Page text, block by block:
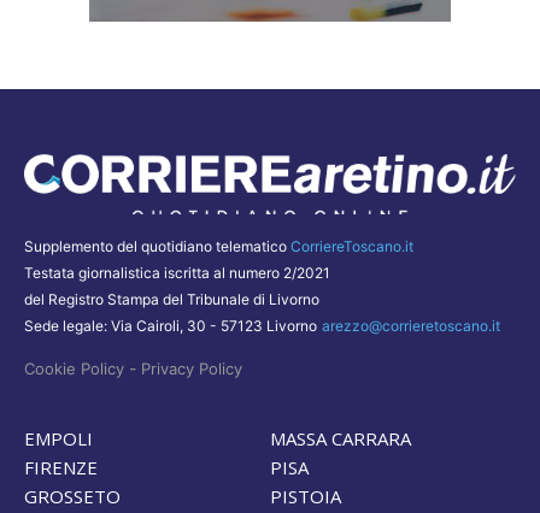
Supplemento del quotidiano telematico CorriereToscano.it
Testata giornalistica iscritta al numero 2/2021
del Registro Stampa del Tribunale di Livorno
Sede legale: Via Cairoli, 30 - 57123 Livorno arezzo@corrieretoscano.it
Cookie Policy - Privacy Policy
EMPOLI
FIRENZE
GROSSETO
MASSA CARRARA
PISA
PISTOIA